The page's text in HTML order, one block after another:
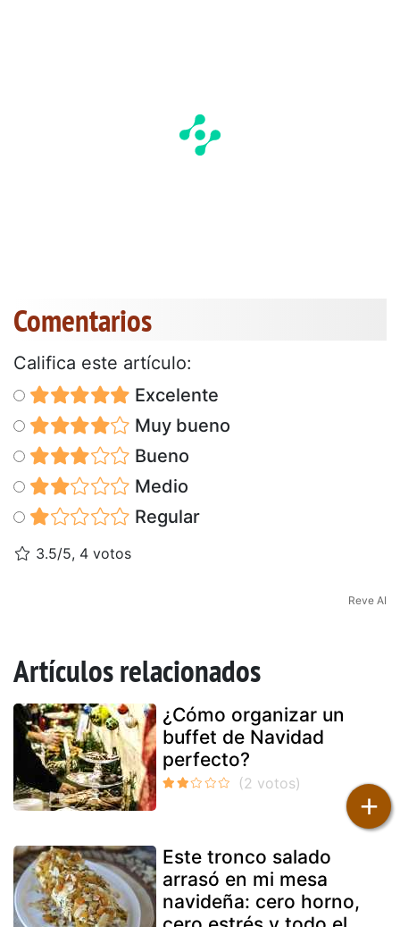
Comentarios
Califica este artículo:
Excelente
Muy bueno
Bueno
Medio
Regular
3.5/5, 4 votos
Reve AI
Artículos relacionados
¿Cómo organizar un
buffet de Navidad
perfecto?
Este tronco salado
arrasó en mi mesa
navideña: cero horno,
+